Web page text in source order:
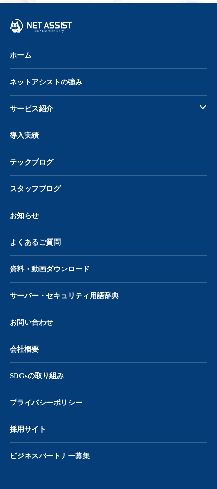
へ
ホーム
ネットアシストの強み
サービス紹介
導入実績
テックブログ
スタッフブログ
お知らせ
よくあるご質問
資料・動画ダウンロード
サーバー・ セキュリティ用語辞典
お問い合わせ
会社概要
SDGsの取り組み
プライバシーポリシー
採用サイト
ビジネスパートナー募集